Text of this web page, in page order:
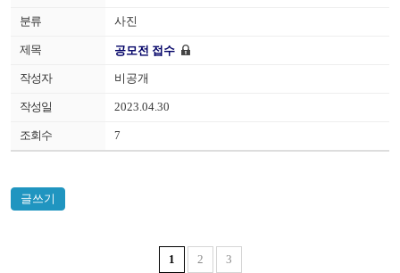
사진
공모전 접수
비공개
2023.04.30
7
글쓰기
1 2 3